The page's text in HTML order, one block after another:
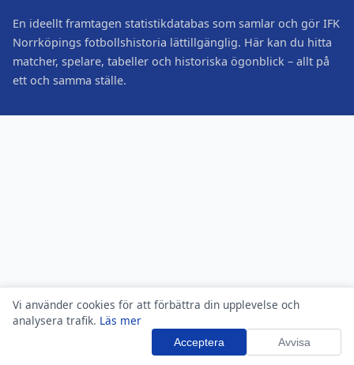
Vi använder cookies för att förbättra din upplevelse och
analysera trafik. Läs mer
Acceptera Avvisa
En ideellt framtagen statistikdatabas som samlar och gör IFK
Norrköpings fotbollshistoria lättillgänglig. Här kan du hitta
matcher, spelare, tabeller och historiska ögonblick – allt på
ett och samma ställe.